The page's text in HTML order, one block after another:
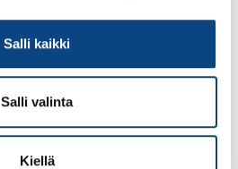
Salli kaikki
Salli valinta
Kiellä
PERUSVESIKAIVO
PVK400/315 sis.